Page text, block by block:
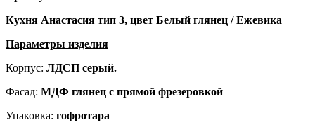
Кухня Анастасия тип 3, цвет Белый глянец / Ежевика
Параметры изделия
Корпус: ЛДСП серый.
Фасад: МДФ глянец с прямой фрезеровкой
Упаковка: гофротара